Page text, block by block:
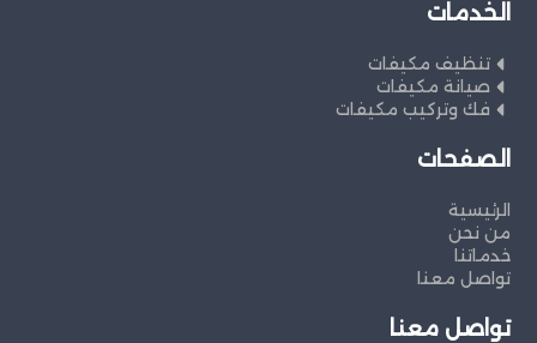
الخدمات
تنظيف مكيفات
صيانة مكيفات
فك وتركيب مكيفات
الصفحات
الرئيسية
من نحن
خدماتنا
تواصل معنا
تواصل معنا